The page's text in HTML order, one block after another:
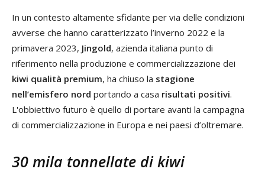
In un contesto altamente sfidante per via delle condizioni
avverse che hanno caratterizzato l’inverno 2022 e la
primavera 2023, Jingold, azienda italiana punto di
riferimento nella produzione e commercializzazione dei
kiwi qualità premium, ha chiuso la stagione
nell’emisfero nord portando a casa risultati positivi.
L'obbiettivo futuro è quello di portare avanti la campagna
di commercializzazione in Europa e nei paesi d’oltremare.
30 mila tonnellate di kiwi